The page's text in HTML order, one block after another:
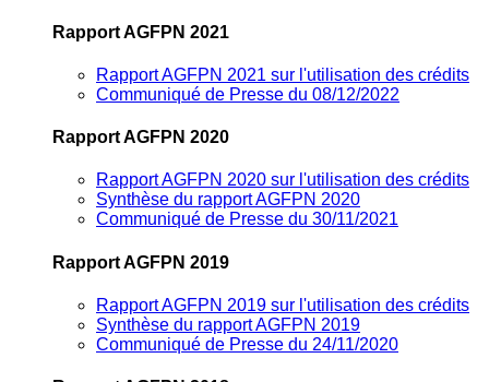
Rapport AGFPN 2021
Rapport AGFPN 2021 sur l'utilisation des crédits
Communiqué de Presse du 08/12/2022
Rapport AGFPN 2020
Rapport AGFPN 2020 sur l'utilisation des crédits
Synthèse du rapport AGFPN 2020
Communiqué de Presse du 30/11/2021
Rapport AGFPN 2019
Rapport AGFPN 2019 sur l'utilisation des crédits
Synthèse du rapport AGFPN 2019
Communiqué de Presse du 24/11/2020